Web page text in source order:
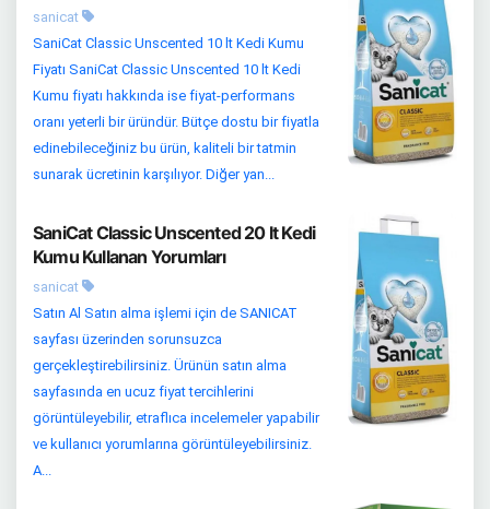
sanicat
SaniCat Classic Unscented 10 lt Kedi Kumu
Fiyatı SaniCat Classic Unscented 10 lt Kedi
Kumu fiyatı hakkında ise fiyat-performans
oranı yeterli bir üründür. Bütçe dostu bir fiyatla
edinebileceğiniz bu ürün, kaliteli bir tatmin
sunarak ücretinin karşılıyor. Diğer yan...
SaniCat Classic Unscented 20 lt Kedi
Kumu Kullanan Yorumları
sanicat
Satın Al Satın alma işlemi için de SANICAT
sayfası üzerinden sorunsuzca
gerçekleştirebilirsiniz. Ürünün satın alma
sayfasında en ucuz fiyat tercihlerini
görüntüleyebilir, etraflıca incelemeler yapabilir
ve kullanıcı yorumlarına görüntüleyebilirsiniz.
A...